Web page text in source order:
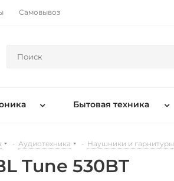
Самовывоз
Бытовая техника
- Аудиотехника - Наушники и гарнитуры
Tune 530BT